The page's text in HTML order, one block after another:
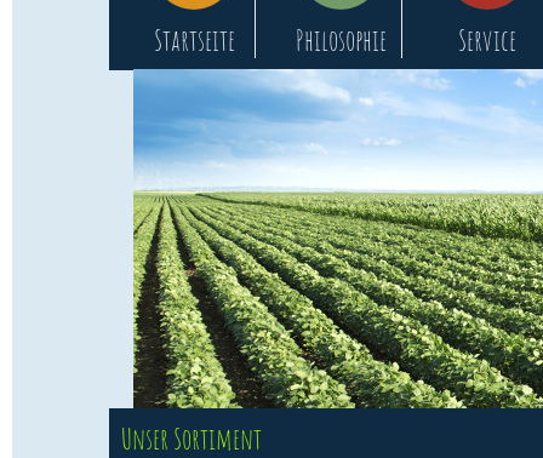
Startseite Philosophie Service
Unser Sortiment